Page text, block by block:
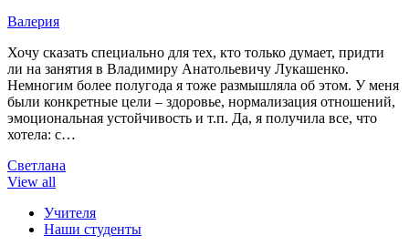
Валерия
Хочу сказать специально для тех, кто только думает, придти
ли на занятия в Владимиру Анатольевичу Лукашенко.
Немногим более полугода я тоже размышляла об этом. У меня
были конкретные цели – здоровье, нормализация отношений,
эмоциональная устойчивость и т.п. Да, я получила все, что
хотела: с…
Светлана
View all
Учителя
Наши студенты